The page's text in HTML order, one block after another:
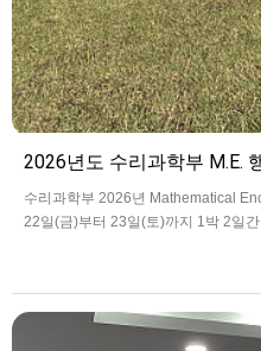
2026년도 수리과학부 M.E.
수리과학부 2026년 Mathematical
22일(금)부터 23일(토)까지 1박 2일